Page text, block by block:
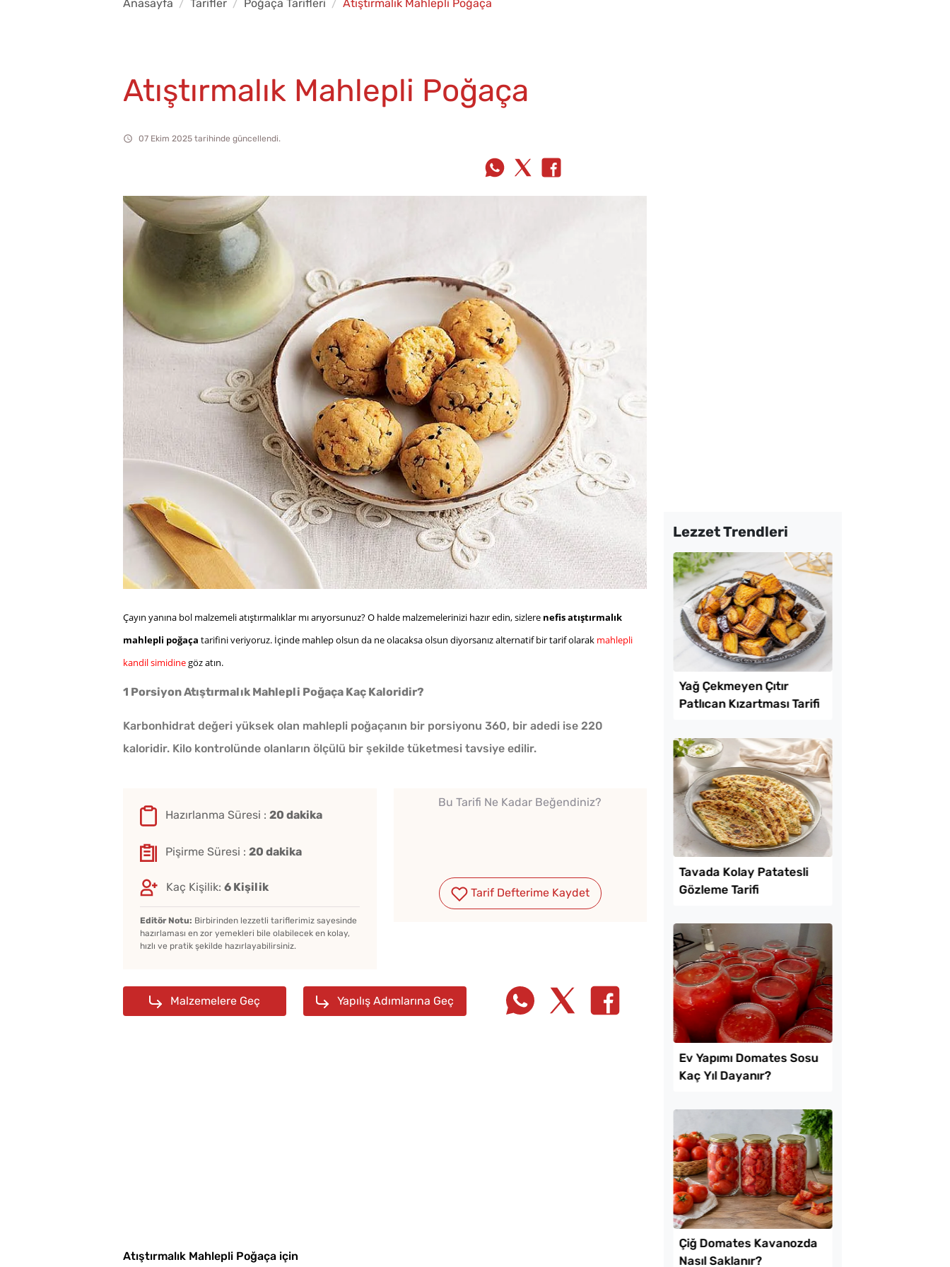
Anasayfa Tarifler Poğaça Tarifleri Atıştırmalık Mahlepli Poğaça
Atıştırmalık Mahlepli Poğaça
07 Ekim 2025 tarihinde güncellendi.
Çayın yanına bol malzemeli atıştırmalıklar mı arıyorsunuz? O halde malzemelerinizi hazır edin, sizlere nefis atıştırmalık
mahlepli poğaça tarifini veriyoruz. İçinde mahlep olsun da ne olacaksa olsun diyorsanız alternatif bir tarif olarak mahlepli
kandil simidinegöz atın.
1 Porsiyon Atıştırmalık Mahlepli Poğaça Kaç Kaloridir?
Karbonhidrat değeri yüksek olan mahlepli poğaçanın bir porsiyonu 360, bir adedi ise 220
kaloridir. Kilo kontrolünde olanların ölçülü bir şekilde tüketmesi tavsiye edilir.
Hazırlanma Süresi : 20 dakika
Pişirme Süresi : 20 dakika
Kaç Kişilik: 6 Kişilik
Editör Notu: Birbirinden lezzetli tariflerimiz sayesinde
hazırlaması en zor yemekleri bile olabilecek en kolay,
hızlı ve pratik şekilde hazırlayabilirsiniz.
Bu Tarifi Ne Kadar Beğendiniz?
Tarif Defterime Kaydet
Malzemelere Geç Yapılış Adımlarına Geç
Lezzet Trendleri
Kışlık Domates Sosunun
İçine Ne Konur?
Soğuk Çorbaya Hangi
Baharatlar Konulur?
Yapmanın 4 Püf Noktası
Soğuk Baklava
Lezzetinde Borcam Tatlısı
Yağ Çekmeyen Çıtır
Gözleme Tarifi
Atıştırmalık Mahlepli Poğaça için